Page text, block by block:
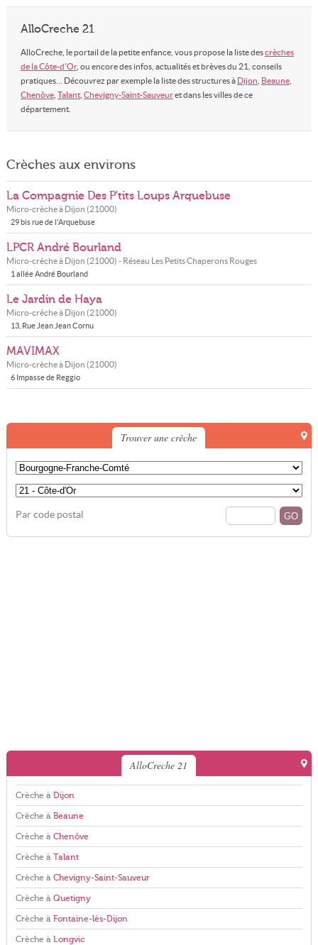
AlloCreche 21
AlloCreche, le portail de la petite enfance, vous propose la liste descrèches
de la Côte-d'Or, ou encore des infos, actualités et brèves du 21, conseils
pratiques... Découvrez par exemple la liste des structures à Dijon Beaune,
Chenôve, Talant, Chevigny-Saint-Sauveuret dans les villes de ce
département.
Crèches aux environs
La Compagnie Des P'tits Loups Arquebuse
Micro-crèche à Dijon (21000)
29 bis rue de l'Arquebuse
LPCR André Bourland
Micro-crèche à Dijon (21000) - Réseau Les Petits Chaperons Rouges
1 allée André Bourland
Le Jardin de Haya
Micro-crèche à Dijon (21000)
13, Rue Jean Jean Cornu
MAVIMAX
Micro-crèche à Dijon (21000)
6 Impasse de Reggio
Trouver une crèche
Par code postal
AlloCreche 21
Crèche à Dijon
Crèche à Beaune
Crèche à Chenôve
Crèche à Talant
Crèche à Chevigny-Saint-Sauveur
Crèche à Quetigny
Crèche à Fontaine-lès-Dijon
Crèche à Longvic